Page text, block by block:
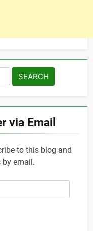
via Email
to this blog and
by email.